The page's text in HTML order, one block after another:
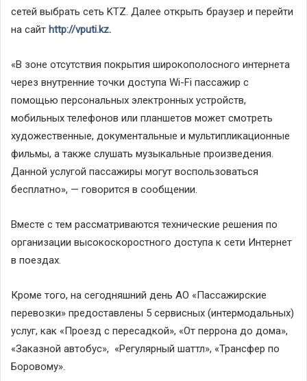
сетей выбрать сеть KTZ. Далее открыть браузер и перейти
на сайт http://vputi.kz.
«В зоне отсутствия покрытия широкополосного интернета
через внутренние точки доступа Wi-Fi пассажир с
помощью персональных электронных устройств,
мобильных телефонов или планшетов может смотреть
художественные, документальные и мультипликационные
фильмы, а также слушать музыкальные произведения.
Данной услугой пассажиры могут воспользоваться
бесплатно», — говорится в сообщении.
Вместе с тем рассматриваются технические решения по
организации высокоскоростного доступа к сети Интернет
в поездах.
Кроме того, на сегодняшний день АО «Пассажирские
перевозки» предоставлены 5 сервисных (интермодальных)
услуг, как «Проезд с пересадкой», «От перрона до дома»,
«Заказной автобус», «Регулярный шаттл», «Трансфер по
Боровому».